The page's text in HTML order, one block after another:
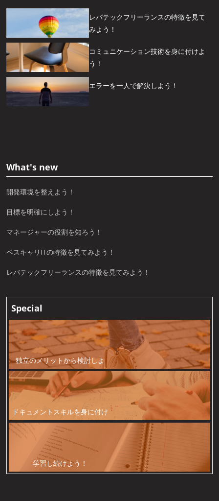
レバテックフリーランスの特徴を見て
みよう！
コミュニケーション技術を身に付けよ
う！
エラーを一人で解決しよう！
What's new
開発環境を整えよう！
目標を明確にしよう！
マネージャーの役割を知ろう！
ベスキャリITの特徴を見てみよう！
レバテックフリーランスの特徴を見てみよう！
Special
独立のメリットから検討しよ
う！
ドキュメントスキルを身に付け
よう！
学習し続けよう！